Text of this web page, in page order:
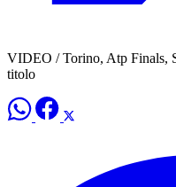
VIDEO / Torino, Atp Finals,
titolo